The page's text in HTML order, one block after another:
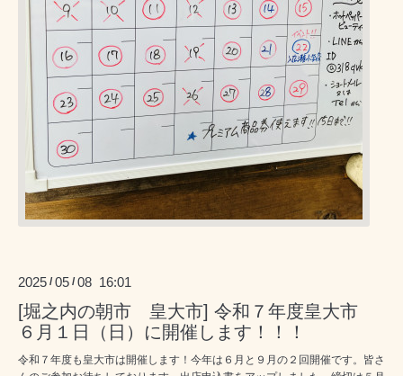
2025 /05 /08 16:01
[堀之内の朝市 皇大市] 令和７年度皇大市
６月１日（日）に開催します！！！
令和７年度も皇大市は開催します！今年は６月と９月の２回開催です。皆さ